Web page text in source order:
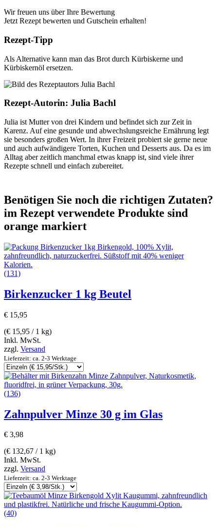
Wir freuen uns über Ihre Bewertung
Jetzt Rezept bewerten und Gutschein erhalten!
Rezept-Tipp
Als Alternative kann man das Brot durch Kürbiskerne und
Kürbiskernöl ersetzen.
Rezept-Autorin: Julia Bachl
Julia ist Mutter von drei Kindern und befindet sich zur Zeit in
Karenz. Auf eine gesunde und abwechslungsreiche Ernährung legt
sie besonders großen Wert. In ihrer Freizeit probiert sie gerne neue
und auch aufwändigere Torten, Kuchen und Desserts aus. Da es im
Alltag aber zeitlich manchmal etwas knapp ist, sind viele ihrer
Rezepte schnell und einfach zubereitet.
Benötigen Sie noch die richtigen Zutaten?
im Rezept verwendete Produkte sind
orange markiert
(131)
Birkenzucker 1 kg Beutel
€ 15,95
(€ 15,95 / 1 kg)
Inkl. MwSt.
zzgl. Versand
Lieferzeit: ca. 2-3 Werktage
(136)
Zahnpulver Minze 30 g im Glas
€ 3,98
(€ 132,67 / 1 kg)
Inkl. MwSt.
zzgl. Versand
Lieferzeit: ca. 2-3 Werktage
(40)